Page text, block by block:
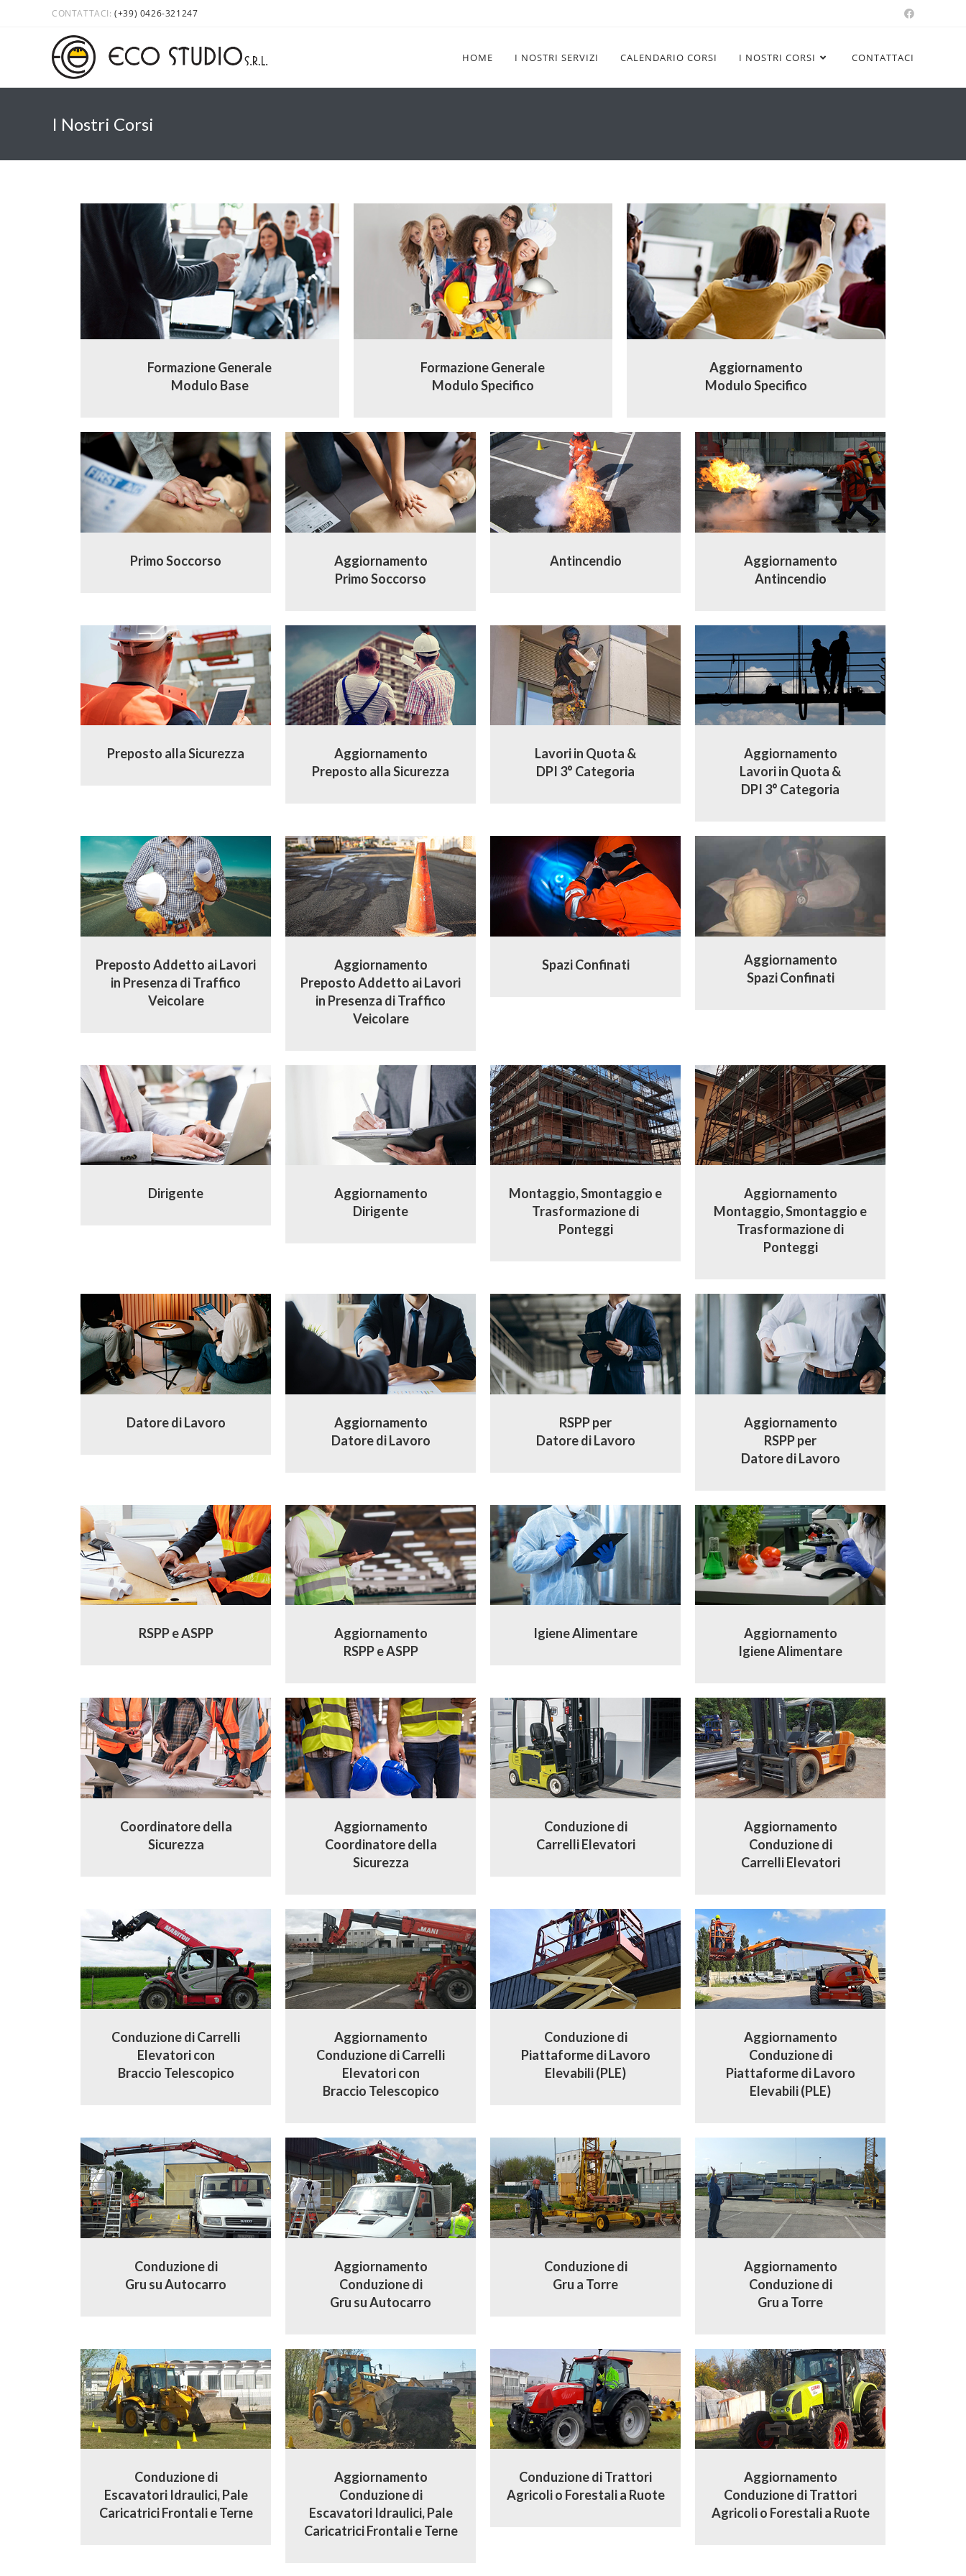
CONTATTACI:(+39) 0426-321247
HOME I NOSTRI SERVIZI CALENDARIO CORSI I NOSTRI CORSI CONTATTACI
I Nostri Corsi
Formazione Generale
Modulo Base
Formazione Generale
Modulo Specifico
Aggiornamento
Modulo Specifico
Primo Soccorso
Aggiornamento
Primo Soccorso
Antincendio
Aggiornamento
Antincendio
Preposto alla Sicurezza
Aggiornamento
Preposto alla Sicurezza
Lavori in Quota &
DPI 3° Categoria
Aggiornamento
Lavori in Quota &
DPI 3° Categoria
Preposto Addetto ai Lavori
in Presenza di Traffico
Veicolare
Aggiornamento
Preposto Addetto ai Lavori
in Presenza di Traffico
Veicolare
Spazi Confinati
Aggiornamento
Spazi Confinati
Dirigente
Aggiornamento
Dirigente
Montaggio, Smontaggio e
Trasformazione di
Ponteggi
Aggiornamento
Montaggio, Smontaggio e
Trasformazione di
Ponteggi
Datore di Lavoro
Aggiornamento
Datore di Lavoro
RSPP per
Datore di Lavoro
Aggiornamento
RSPP per
Datore di Lavoro
RSPP e ASPP
Aggiornamento
RSPP e ASPP
Igiene Alimentare
Aggiornamento
Igiene Alimentare
Coordinatore della
Sicurezza
Aggiornamento
Coordinatore della
Sicurezza
Conduzione di
Carrelli Elevatori
Aggiornamento
Conduzione di
Carrelli Elevatori
Conduzione di Carrelli
Elevatori con
Braccio Telescopico
Aggiornamento
Conduzione di Carrelli
Elevatori con
Braccio Telescopico
Conduzione di
Piattaforme di Lavoro
Elevabili (PLE)
Aggiornamento
Conduzione di
Piattaforme di Lavoro
Elevabili (PLE)
Conduzione di
Gru su Autocarro
Aggiornamento
Conduzione di
Gru su Autocarro
Conduzione di
Gru a Torre
Aggiornamento
Conduzione di
Gru a Torre
Conduzione di
Escavatori Idraulici, Pale
Caricatrici Frontali e Terne
Aggiornamento
Conduzione di
Escavatori Idraulici, Pale
Caricatrici Frontali e Terne
Conduzione di Trattori
Agricoli o Forestali a Ruote
Aggiornamento
Conduzione di Trattori
Agricoli o Forestali a Ruote